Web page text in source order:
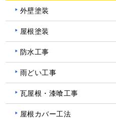
外壁塗装
屋根塗装
防水工事
雨どい工事
瓦屋根・漆喰工事
屋根カバー工法